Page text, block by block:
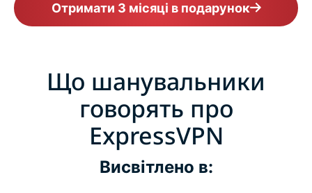
Отримати 3 місяці в подарунок
Що шанувальники
говорять про
ExpressVPN
Висвітлено в: